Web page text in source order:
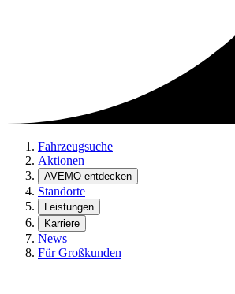
Fahrzeugsuche
Aktionen
AVEMO entdecken
Standorte
Leistungen
Karriere
News
Für Großkunden